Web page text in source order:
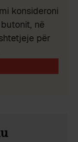
konsideroni
në
për